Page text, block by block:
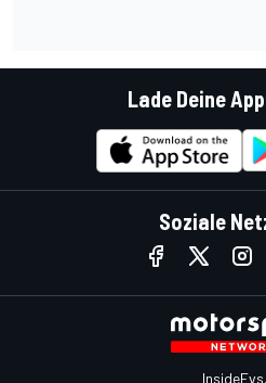
Lade Deine
Soziale